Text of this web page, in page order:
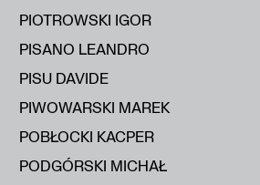
PIOTROWSKI IGOR
PISANO LEANDRO
PISU DAVIDE
PIWOWARSKI MAREK
POBŁOCKI KACPER
PODGÓRSKI MICHAŁ